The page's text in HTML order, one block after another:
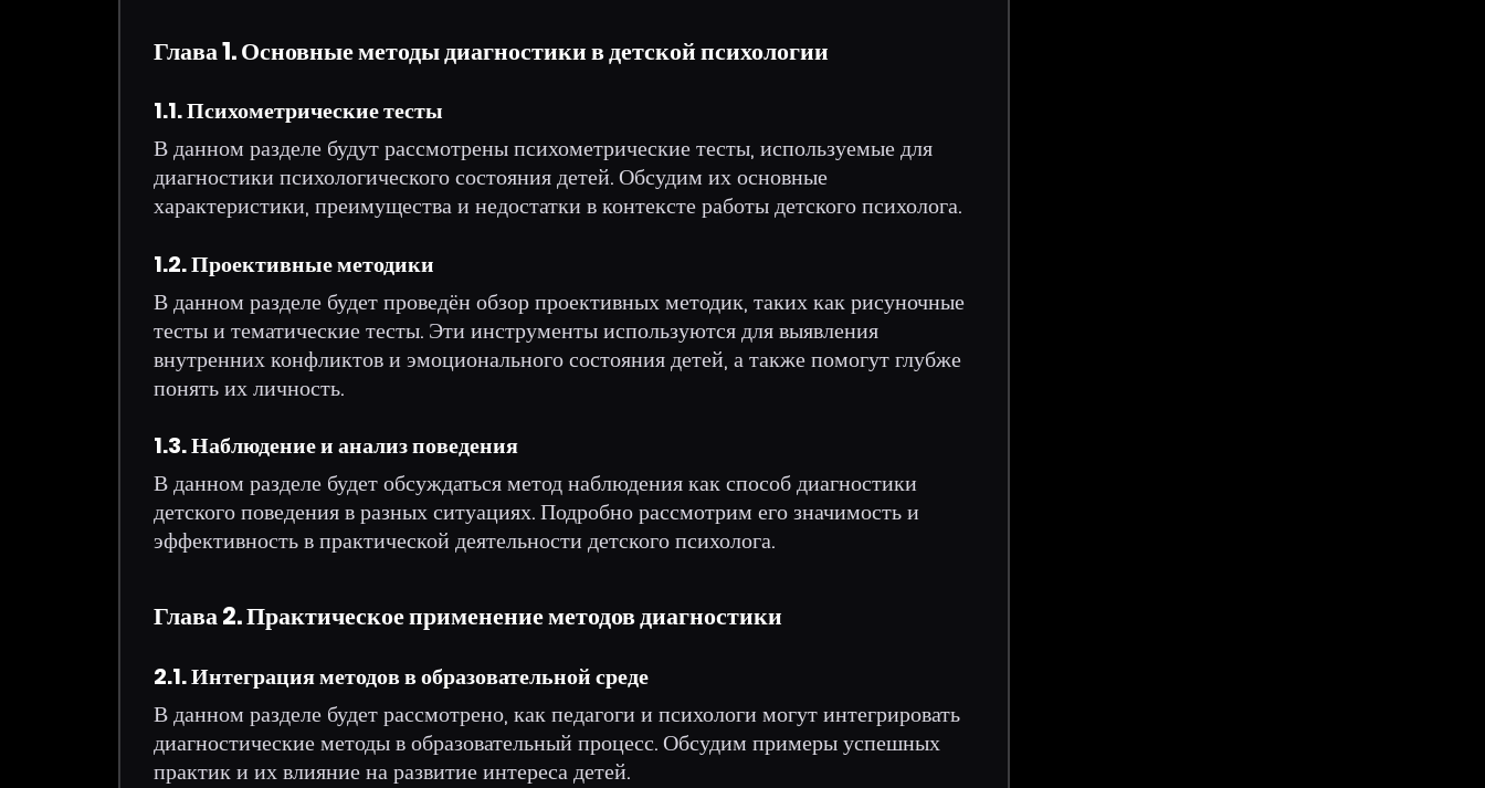
Глава 1. Основные методы диагностики в детской психологии
1.1. Психометрические тесты
В данном разделе будут рассмотрены психометрические тесты, используемые для
диагностики психологического состояния детей. Обсудим их основные
характеристики, преимущества и недостатки в контексте работы детского психолога.
1.2. Проективные методики
В данном разделе будет проведён обзор проективных методик, таких как рисуночные
тесты и тематические тесты. Эти инструменты используются для выявления
внутренних конфликтов и эмоционального состояния детей, а также помогут глубже
понять их личность.
1.3. Наблюдение и анализ поведения
В данном разделе будет обсуждаться метод наблюдения как способ диагностики
детского поведения в разных ситуациях. Подробно рассмотрим его значимость и
эффективность в практической деятельности детского психолога.
Глава 2. Практическое применение методов диагностики
2.1. Интеграция методов в образовательной среде
В данном разделе будет рассмотрено, как педагоги и психологи могут интегрировать
диагностические методы в образовательный процесс. Обсудим примеры успешных
практик и их влияние на развитие интереса детей.